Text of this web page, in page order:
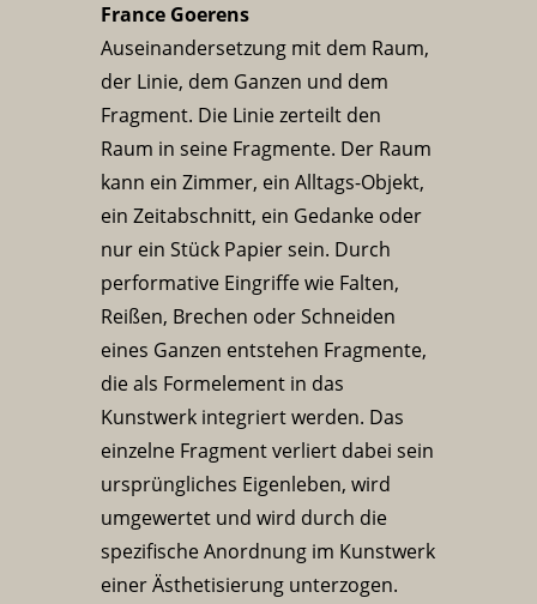
France Goerens
Auseinandersetzung mit dem Raum,
der Linie, dem Ganzen und dem
Fragment. Die Linie zerteilt den
Raum in seine Fragmente. Der Raum
kann ein Zimmer, ein Alltags-Objekt,
ein Zeitabschnitt, ein Gedanke oder
nur ein Stück Papier sein. Durch
performative Eingriffe wie Falten,
Reißen, Brechen oder Schneiden
eines Ganzen entstehen Fragmente,
die als Formelement in das
Kunstwerk integriert werden. Das
einzelne Fragment verliert dabei sein
ursprüngliches Eigenleben, wird
umgewertet und wird durch die
spezifische Anordnung im Kunstwerk
einer Ästhetisierung unterzogen.